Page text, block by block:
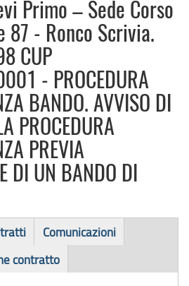
Primo – Sede Corso
87 - Ronco Scrivia.
CUP
- PROCEDURA
BANDO. AVVISO DI
PROCEDURA
PREVIA
DI UN BANDO DI
Comunicazioni
contratto